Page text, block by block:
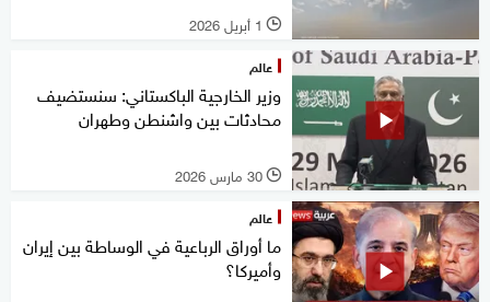
l 1 أبريل 2026
عالم
وزير الخارجية الباكستاني: سنستضيف
محادثات بين واشنطن وطهران
l 30 مارس 2026
عالم
ما أوراق الرباعية في الوساطة بين إيران
وأميركا؟